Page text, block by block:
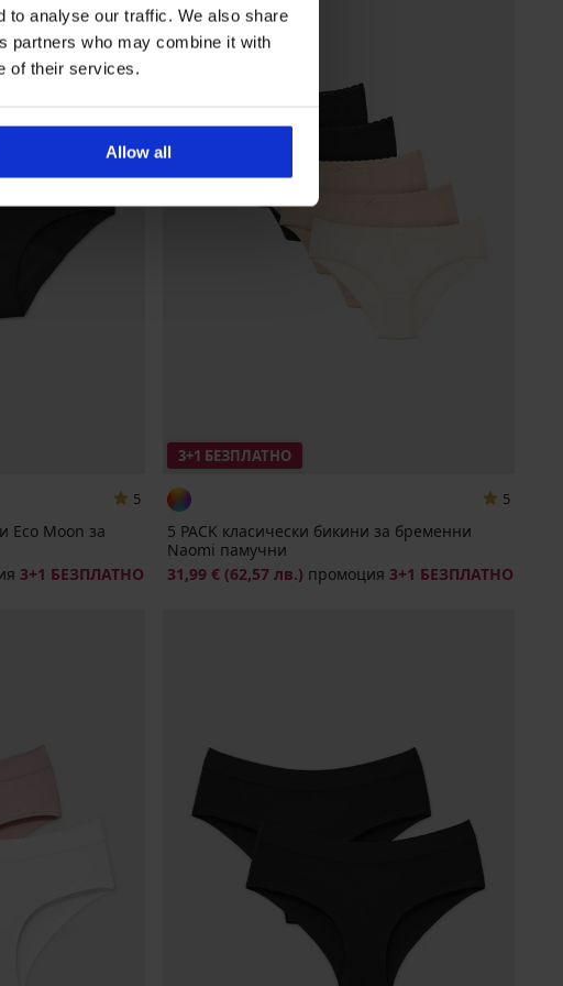
to analyse our traffic. We also share
partners who may combine it with
of their services.
Allow all
5
Eco Moon за
3+1 БЕЗПЛАТНО
3+1 БЕЗПЛАТНО
5
5 PACK класически бикини за бременни
Naomi памучни
31,99 € (62,57 лв.) промоция 3+1 БЕЗПЛАТНО